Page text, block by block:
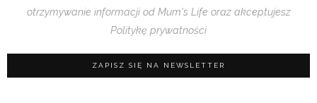
otrzymywanie informacji od Mum's Life oraz akceptujesz
Politykę prywatności